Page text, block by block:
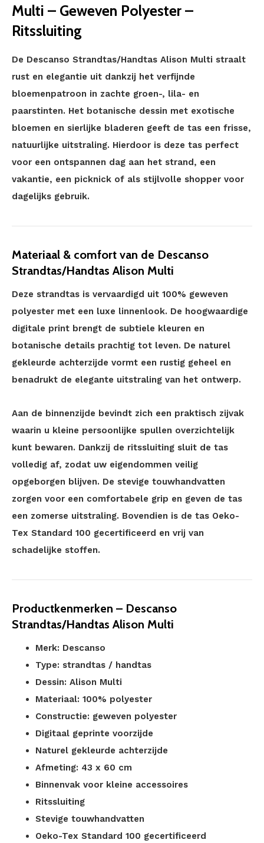
Multi – Geweven Polyester –
Ritssluiting
De Descanso Strandtas/Handtas Alison Multi straalt
rust en elegantie uit dankzij het verfijnde
bloemenpatroon in zachte groen-, lila- en
paarstinten. Het botanische dessin met exotische
bloemen en sierlijke bladeren geeft de tas een frisse,
natuurlijke uitstraling. Hierdoor is deze tas perfect
voor een ontspannen dag aan het strand, een
vakantie, een picknick of als stijlvolle shopper voor
dagelijks gebruik.
Materiaal & comfort van de Descanso
Strandtas/Handtas Alison Multi
Deze strandtas is vervaardigd uit 100% geweven
polyester met een luxe linnenlook. De hoogwaardige
digitale print brengt de subtiele kleuren en
botanische details prachtig tot leven. De naturel
gekleurde achterzijde vormt een rustig geheel en
benadrukt de elegante uitstraling van het ontwerp.
Aan de binnenzijde bevindt zich een praktisch zijvak
waarin u kleine persoonlijke spullen overzichtelijk
kunt bewaren. Dankzij de ritssluiting sluit de tas
volledig af, zodat uw eigendommen veilig
opgeborgen blijven. De stevige touwhandvatten
zorgen voor een comfortabele grip en geven de tas
een zomerse uitstraling. Bovendien is de tas Oeko-
Tex Standard 100 gecertificeerd en vrij van
schadelijke stoffen.
Productkenmerken – Descanso
Strandtas/Handtas Alison Multi
Merk: Descanso
Type: strandtas / handtas
Dessin: Alison Multi
Materiaal: 100% polyester
Constructie: geweven polyester
Digitaal geprinte voorzijde
Naturel gekleurde achterzijde
Afmeting: 43 x 60 cm
Binnenvak voor kleine accessoires
Ritssluiting
Stevige touwhandvatten
Oeko-Tex Standard 100 gecertificeerd